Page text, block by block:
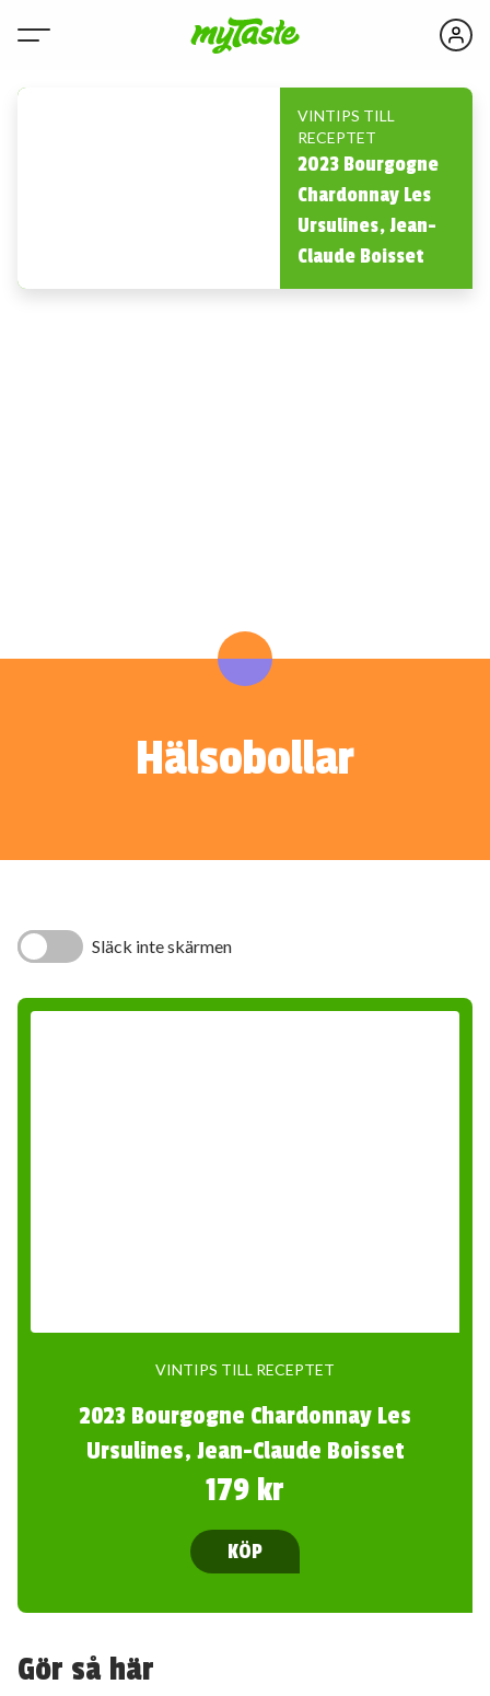
VINTIPS TILL
RECEPTET
2023 Bourgogne
Chardonnay Les
Ursulines, Jean-
Claude Boisset
Hälsobollar
Släck inte skärmen
VINTIPS TILL RECEPTET
2023 Bourgogne Chardonnay Les
Ursulines, Jean-Claude Boisset
179 kr
KÖP
Gör så här